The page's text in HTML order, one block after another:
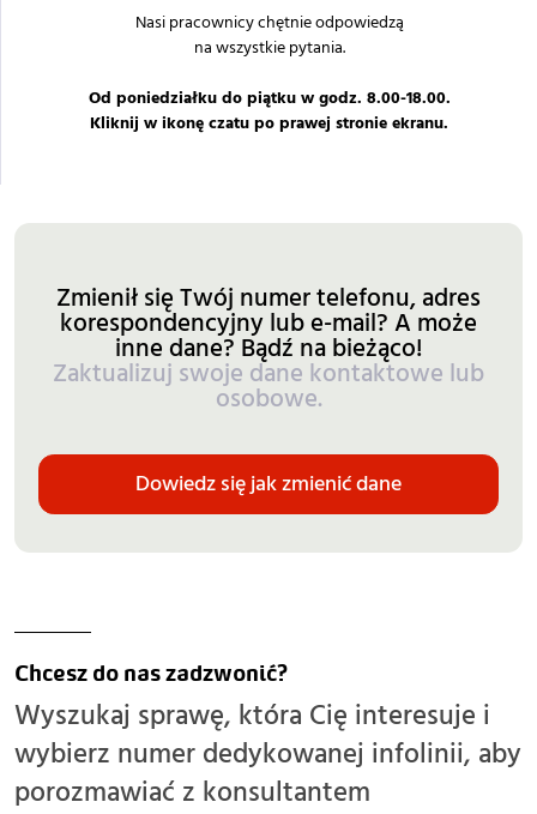
Nasi pracownicy chętnie odpowiedzą
na wszystkie pytania.
Od poniedziałku do piątku w godz. 8.00-18.00.
Kliknij w ikonę czatu po prawej stronie ekranu.
Zmienił się Twój numer telefonu, adres
korespondencyjny lub e-mail? A może
inne dane? Bądź na bieżąco!
Zaktualizuj swoje dane kontaktowe lub
osobowe.
Dowiedz się jak zmienić dane
Chcesz do nas zadzwonić?
Wyszukaj sprawę, która Cię interesuje i
wybierz numer dedykowanej infolinii, aby
porozmawiać z konsultantem